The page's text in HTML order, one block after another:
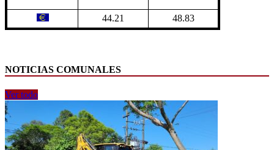
44.21 48.83
NOTICIAS COMUNALES
Ver todo